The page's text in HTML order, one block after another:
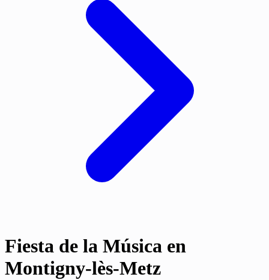
Fiesta de la Música en
Montigny-lès-Metz